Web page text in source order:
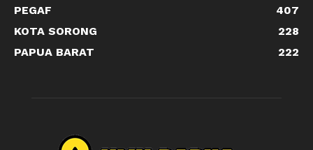
PEGAF
407
KOTA SORONG
228
PAPUA BARAT
222